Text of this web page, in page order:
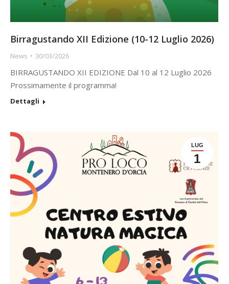
Birragustando XII Edizione (10-12 Luglio 2026)
News 30/03/2026
BIRRAGUSTANDO XII EDIZIONE Dal 10 al 12 Luglio 2026
Prossimamente il programma!
Dettagli
LUG
1